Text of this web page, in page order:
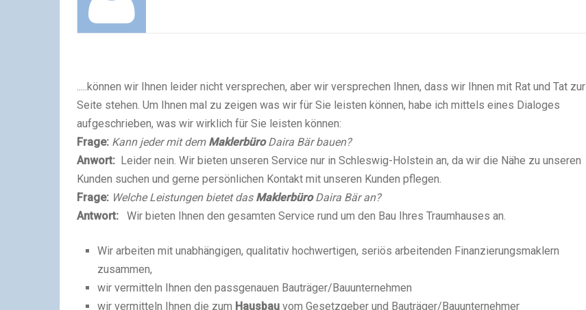
.....können wir Ihnen leider nicht versprechen, aber wir versprechen Ihnen, dass wir Ihnen mit Rat und Tat zur
Seite stehen. Um Ihnen mal zu zeigen was wir für Sie leisten können, habe ich mittels eines Dialoges
aufgeschrieben, was wir wirklich für Sie leisten können:
Frage: Kann jeder mit dem Maklerbüro Daira Bärbauen?
Anwort: Leider nein. Wir bieten unseren Service nur in Schleswig-Holstein an, da wir die Nähe zu unseren
Kunden suchen und gerne persönlichen Kontakt mit unseren Kunden pflegen.
Frage: Welche Leistungen bietet das MaklerbüroDaira Bäran?
Antwort:
Wir bieten Ihnen den gesamten Service rund um den Bau Ihres Traumhauses an.
Wir arbeiten mit unabhängigen, qualitativ hochwertigen, seriös arbeitenden Finanzierungsmaklern
zusammen,
wir vermitteln Ihnen den passgenauen Bauträger/Bauunternehmen
wir vermitteln Ihnen die zum Hausbau vom Gesetzgeber und Bauträger/Bauunternehmer